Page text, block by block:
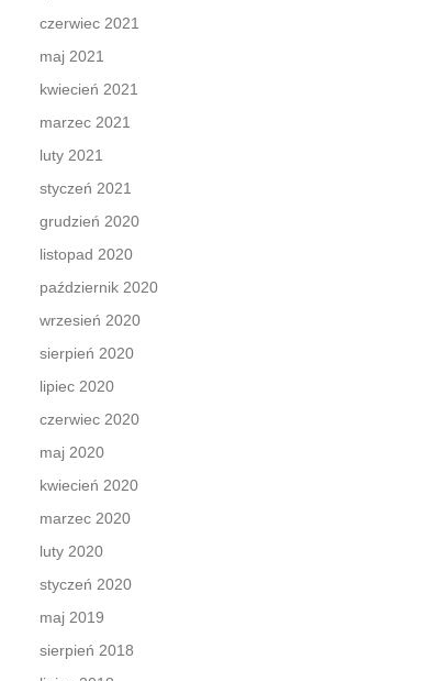
czerwiec 2021
maj 2021
kwiecień 2021
marzec 2021
luty 2021
styczeń 2021
grudzień 2020
listopad 2020
październik 2020
wrzesień 2020
sierpień 2020
lipiec 2020
czerwiec 2020
maj 2020
kwiecień 2020
marzec 2020
luty 2020
styczeń 2020
maj 2019
sierpień 2018